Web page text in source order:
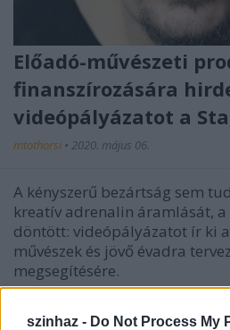
szinhaz - Do Not Process My
Előadó-művészeti
finanszírozására
videópályázatot a
mtothorsi • 2020. május 06.
A kényszerű bezártság sem
kreatív adrenalin áramlását,
döntött: videópályázatot ír ki
művészek és jövő évadra
megsegítésére.